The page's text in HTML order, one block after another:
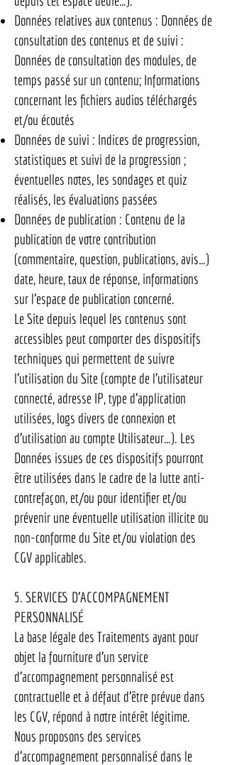
Données relatives aux contenus : Données de
consultation des contenus et de suivi :
Données de consultation des modules, de
temps passé sur un contenu; Informations
concernant les fichiers audios téléchargés
et/ou écoutés
Données de suivi : Indices de progression,
statistiques et suivi de la progression ;
éventuelles notes, les sondages et quiz
réalisés, les évaluations passées
Données de publication : Contenu de la
publication de votre contribution
(commentaire, question, publications, avis…)
date, heure, taux de réponse, informations
sur l’espace de publication concerné.
Le Site depuis lequel les contenus sont
accessibles peut comporter des dispositifs
techniques qui permettent de suivre
l’utilisation du Site (compte de l’utilisateur
connecté, adresse IP, type d’application
utilisées, logs divers de connexion et
d’utilisation au compte Utilisateur…). Les
Données issues de ces dispositifs pourront
être utilisées dans le cadre de la lutte anti-
contrefaçon, et/ou pour identifier et/ou
prévenir une éventuelle utilisation illicite ou
non-conforme du Site et/ou violation des
CGV applicables.
5. SERVICES D’ACCOMPAGNEMENT
PERSONNALISÉ
La base légale des Traitements ayant pour
objet la fourniture d’un service
d’accompagnement personnalisé est
contractuelle et à défaut d’être prévue dans
les CGV, répond à notre intérêt légitime.
Nous proposons des services
d’accompagnement personnalisé dans le